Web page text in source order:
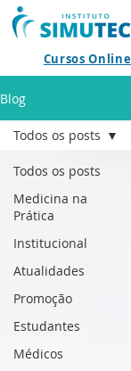
Cursos Online
Blog
Todos os posts
Medicina na
Prática
Institucional
Atualidades
Promoção
Estudantes
Médicos
Todos os posts